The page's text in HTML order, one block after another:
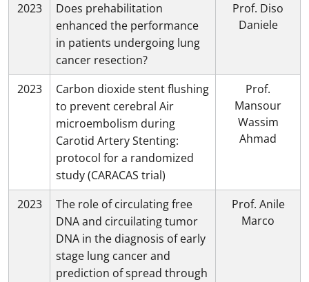
2023
Does prehabilitation
enhanced the performance
in patients undergoing lung
cancer resection?
Prof. Diso
Daniele
2023
Carbon dioxide stent flushing
to prevent cerebral Air
microembolism during
Carotid Artery Stenting:
protocol for a randomized
study (CARACAS trial)
Prof.
Mansour
Wassim
Ahmad
2023
The role of circulating free
DNA and circuilating tumor
DNA in the diagnosis of early
stage lung cancer and
prediction of spread through
Prof. Anile
Marco